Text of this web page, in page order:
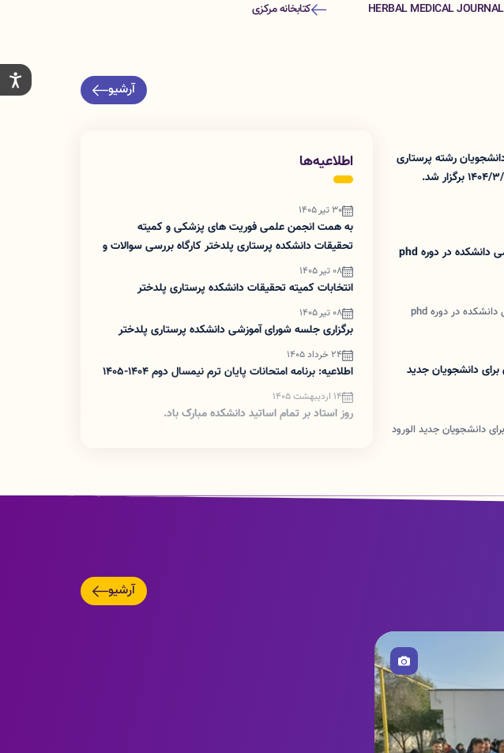
HERBAL MEDICAL JOURNAL کتابخانه مرکزی
آرشیو
رشته پرستاری
قبولی اعضای هیت علمی دانشکده در دوره phd
قبولی اعضای هیت علمی دانشکده در دوره phd
دانشجویان جدید
دانشجویان جدید الورود
اطلاعیه‌ها
30 تیر 1405
به همت انجمن علمی فوریت های پزشکی و کمیته
تحقیقات دانشکده پرستاری پلدختر کارگاه بررسی سوالات و
برگزار شد.
08 تیر 1405
انتخابات کمیته تحقیقات دانشکده پرستاری پلدختر
08 تیر 1405
برگزاری جلسه شورای آموزشی دانشکده پرستاری پلدختر
24 خرداد 1405
اطلاعیه: برنامه امتحانات پایان ترم نیمسال دوم 1404-1405
14 اردیبهشت 1405
روز استاد بر تمام اساتید دانشکده مبارک باد.
اطلاعیه: راه اندازی سایت اینترنتی تغذیه دانشکده پرستاری
آرشیو